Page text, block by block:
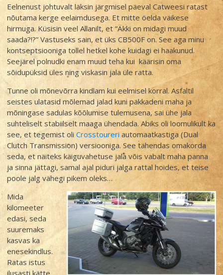
Eelnenust johtuvalt läksin järgmisel päeval Catweesi ratast
nõutama kerge eelaimdusega. Et mitte öelda väikese
hirmuga. Küsisin veel Allanilt, et “Äkki on midagi muud
saada?!?” Vastuseks sain, et üks CB500F on. See aga minu
kontseptsiooniga tollel hetkel kohe kuidagi ei haakunud.
Seejärel polnudki enam muud teha kui käärisin oma
sõidupüksid üles ning viskasin jala üle ratta.
Tunne oli mõnevõrra kindlam kui eelmisel korral. Asfaltil
seistes ulatasid mõlemad jalad kuni päkkadeni maha ja
mõningase sadulas kõõlumise tulemusena, sai ühe jala
suhteliselt stabiilselt maaga ühendada. Abiks oli loomulikult ka
see, et tegemist oliCrosstoureri automaatkastiga (Dual
Clutch Transmission) versiooniga. See tähendas omakorda
seda, et näiteks käiguvahetuse jala võis vabalt maha panna
ja sinna jättagi, samal ajal piduri jalga rattal hoides, et teise
poole jalg vähegi pikem oleks…
Mida
kilomeeter
edasi, seda
suuremaks
kasvas ka
enesekindlus.
Ratas istus
ilusasti kätte,